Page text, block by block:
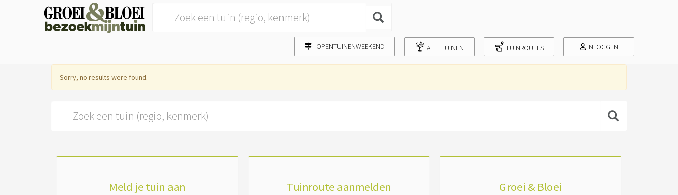
OPENTUINENWEEKEND ALLE TUINEN TUINROUTES INLOGGEN
Sorry, no results were found.
Meld je tuin aan Tuinroute aanmelden Groei & Bloei